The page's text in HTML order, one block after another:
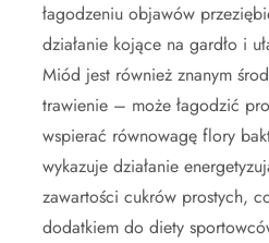
łagodzeniu objawów
działanie kojące na gardło i
Miód jest również znanym
trawienie – może łagodzić
wspierać równowagę flory
wykazuje działanie
zawartości cukrów prostych,
dodatkiem do diety